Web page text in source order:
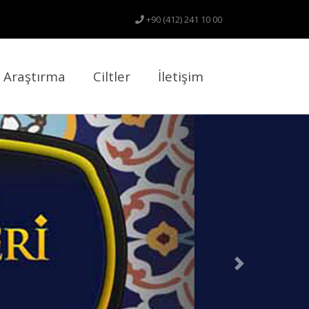
+90 (412) 241 10 00
Araştırma Ciltler İletişim
Next